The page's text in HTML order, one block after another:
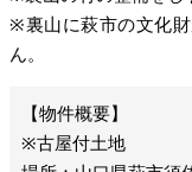
※裏山に萩市の文化
ん。
※古屋付土地